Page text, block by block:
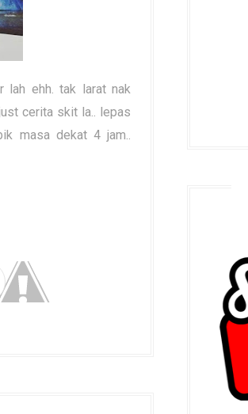
lah ehh. tak larat nak
cerita skit la.. lepas
masa dekat 4 jam..